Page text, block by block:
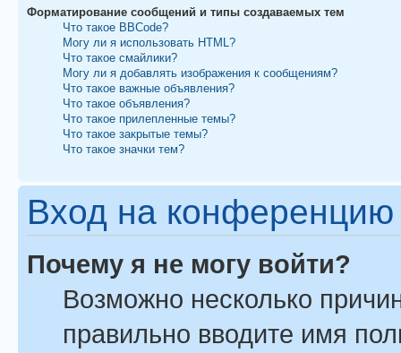
Форматирование сообщений и типы создаваемых тем
Что такое BBCode?
Могу ли я использовать HTML?
Что такое смайлики?
Могу ли я добавлять изображения к сообщениям?
Что такое важные объявления?
Что такое объявления?
Что такое прилепленные темы?
Что такое закрытые темы?
Что такое значки тем?
Вход на конференцию
Почему я не могу войти?
Возможно несколько
правильно вводите имя